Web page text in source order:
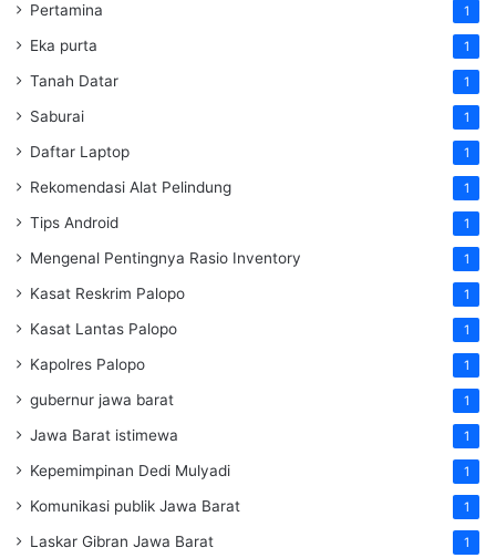
Pertamina 1
Eka purta 1
Tanah Datar 1
Saburai 1
Daftar Laptop 1
Rekomendasi Alat Pelindung 1
Tips Android 1
Mengenal Pentingnya Rasio Inventory 1
Kasat Reskrim Palopo 1
Kasat Lantas Palopo 1
Kapolres Palopo 1
gubernur jawa barat 1
Jawa Barat istimewa 1
Kepemimpinan Dedi Mulyadi 1
Komunikasi publik Jawa Barat 1
Laskar Gibran Jawa Barat 1